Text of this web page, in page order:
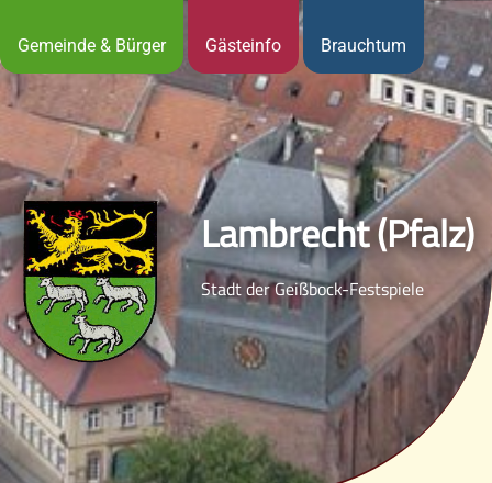
Gemeinde & Bürger Gästeinfo Brauchtum
Lambrecht (Pfalz)
Stadt der Geißbock-Festspiele